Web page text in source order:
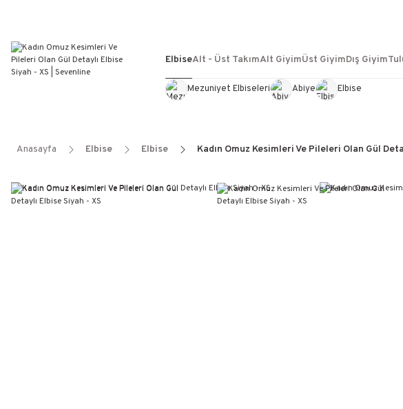
Elbise
Mezuniyet Elbiseleri Abiye Elbise
Alt - Üst TakımAlt GiyimÜst GiyimDış Giyim
Anasayfa Elbise Elbise Kadın Omuz Kesimleri Ve Pileleri Olan Gül